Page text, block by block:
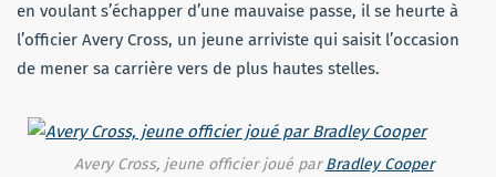
en voulant s’échapper d’une mauvaise passe, il se heurte à
l’officier Avery Cross, un jeune arriviste qui saisit l’occasion
de mener sa carrière vers de plus hautes stelles.
Avery Cross, jeune officier joué parBradley Cooper